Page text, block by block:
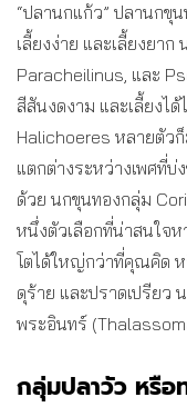
“ปลานกแก้ว” ปลานก
เลี้ยงง่าย และเลี้ยงยา
Paracheilinus, และ
สีสันงดงาม และเลี้ยงไ
Halichoeres หลายตัว
แตกต่างระหว่างเพศที่บ่
ด้วย นกขุนทองกลุ่ม
หนึ่งตัวเลือกที่น่าสนใจ
โตได้ใหญ่กว่าที่คุณคิด ห
ดุร้าย และปราดเปรียว
พระอินทร์
กลุ่มปลาวัว หรือ